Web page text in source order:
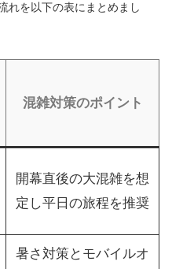
れを以下の表にまとめまし
混雑対策のポイント
開幕直後の大混雑を想
定し平日の旅程を推奨
暑さ対策とモバイルオ